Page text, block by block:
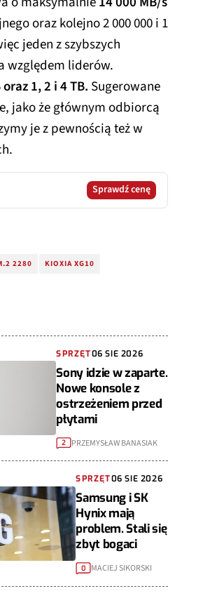
oraz kolejno 2 000 000 i 1
jeden z szybszych
względem liderów.
1, 2 i 4 TB. Sugerowane
jako że głównym odbiorcą
je z pewnością też w
Sprawdź cenę
2280 KIOXIA XG10
SPRZĘT06 SIE 2026
Sony idzie w zaparte.
Nowe konsole z
ostrzeżeniem przed
płytami
2 PRZEMYSŁAW BANASIAK
SPRZĘT06 SIE 2026
Samsung i SK
Hynix mają
problem. Stali się
zbyt bogaci
0 MACIEJ SIKORSKI